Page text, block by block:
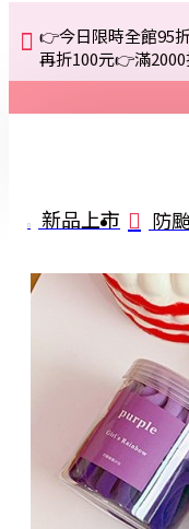
👉今日限時全館95
再折100元👉滿
新品上市 防